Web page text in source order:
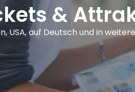
&
USA, auf Deutsch und in